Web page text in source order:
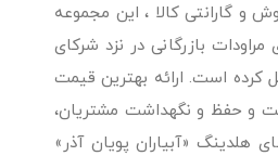
و گارانتی کالا ، این مجموعه
مراودات بازرگانی در نزد شرکای
کرده است. ارائه بهترین قیمت
و حفظ و نگهداشت مشتریان،
هلدینگ «آبیاران پویان آذر»